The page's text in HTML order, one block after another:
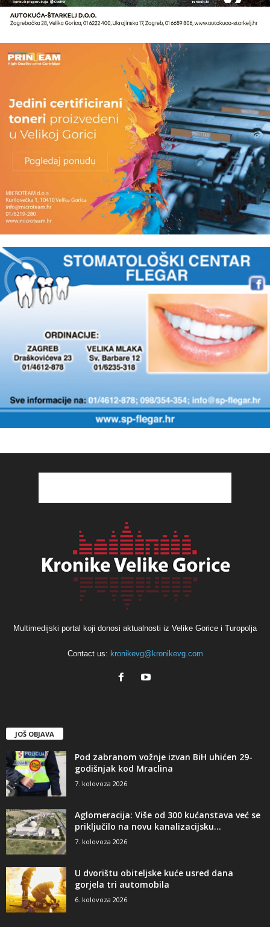
Multimedijski portal koji donosi aktualnosti iz Velike Gorice i Turopolja
Contact us: kronikevg@kronikevg.com
JOŠ OBJAVA
Pod zabranom vožnje izvan BiH uhićen 29-
godišnjak kod Mraclina
7. kolovoza 2026
Aglomeracija: Više od 300 kućanstava već se
priključilo na novu kanalizacijsku...
7. kolovoza 2026
U dvorištu obiteljske kuće usred dana
gorjela tri automobila
6. kolovoza 2026